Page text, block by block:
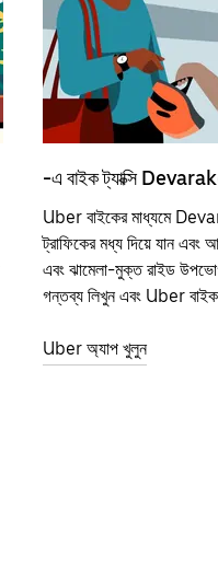
-এ বাইক ট্যাক্সি
Uber বাইকের মাধ্যমে
ট্রাফিকের মধ্য দিয়ে যান এবং
এবং ঝামেলা-মুক্ত রাইড
গন্তব্য লিখুন এবং Uber বাইক
Uber অ্যাপ খুলুন